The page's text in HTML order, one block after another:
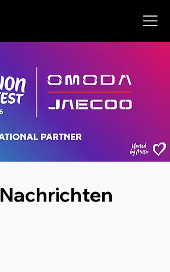
hoose great.